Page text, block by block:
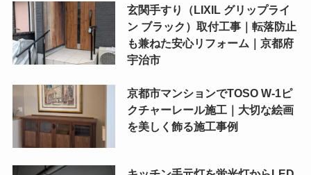
玄関手すり（LIXIL グリップライ
ン ブラック）取付工事｜転落防止
も兼ねた安心リフォーム｜京都府
宇治市
京都市マンションでTOSO W-1ピ
クチャーレール施工｜大切な絵画
を美しく飾る施工事例